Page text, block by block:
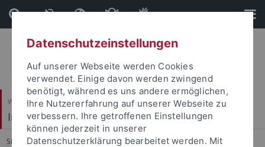
Direkt
zum
Inhalt
Direkt
zur
Fußleiste
Wirtschafts- und Sozialwissenschaftliche Fakultät
Institut für Politikwissenschaft
Sie sind hier: Startseite ... Florian Zarnetta, MPP
Datenschutzeinstellungen
Auf unserer Webseite werden Cookies
verwendet. Einige davon werden zwingend
benötigt, während es uns andere ermöglichen,
Ihre Nutzererfahrung auf unserer Webseite zu
verbessern. Ihre getroffenen Einstellungen
können jederzeit in unserer
Datenschutzerklärung bearbeitet werden. Mit